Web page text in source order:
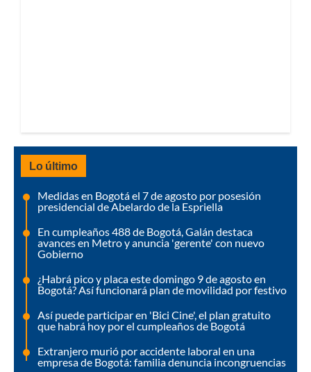
Lo último
Medidas en Bogotá el 7 de agosto por posesión
presidencial de Abelardo de la Espriella
En cumpleaños 488 de Bogotá, Galán destaca
avances en Metro y anuncia 'gerente' con nuevo
Gobierno
¿Habrá pico y placa este domingo 9 de agosto en
Bogotá? Así funcionará plan de movilidad por festivo
Así puede participar en 'Bici Cine', el plan gratuito
que habrá hoy por el cumpleaños de Bogotá
Extranjero murió por accidente laboral en una
empresa de Bogotá: familia denuncia incongruencias